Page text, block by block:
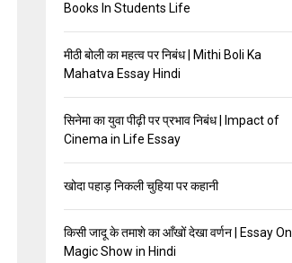
Books In Students Life
मीठी बोली का महत्व पर निबंध | Mithi Boli Ka
Mahatva Essay Hindi
सिनेमा का युवा पीढ़ी पर प्रभाव निबंध | Impact of
Cinema in Life Essay
खोदा पहाड़ निकली चुहिया पर कहानी
किसी जादू के तमाशे का आँखों देखा वर्णन | Essay On
Magic Show in Hindi